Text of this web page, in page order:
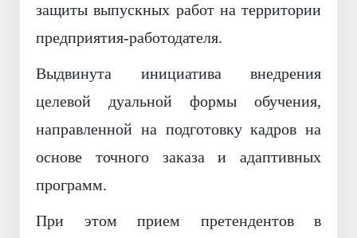
защиты выпускных работ на территории
предприятия-работодателя.
Выдвинута инициатива внедрения
целевой дуальной формы обучения,
направленной на подготовку кадров на
основе точного заказа и адаптивных
программ.
При этом прием претендентов в